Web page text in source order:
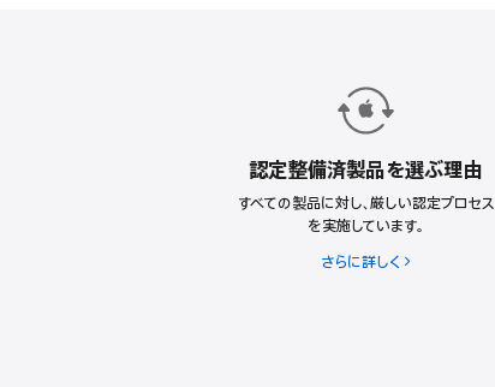
品
に
い
て。
認定整備済製品を選ぶ理由
すべての製品に対し、厳しい認定プロセス
を実施しています。
さらに詳しく 認